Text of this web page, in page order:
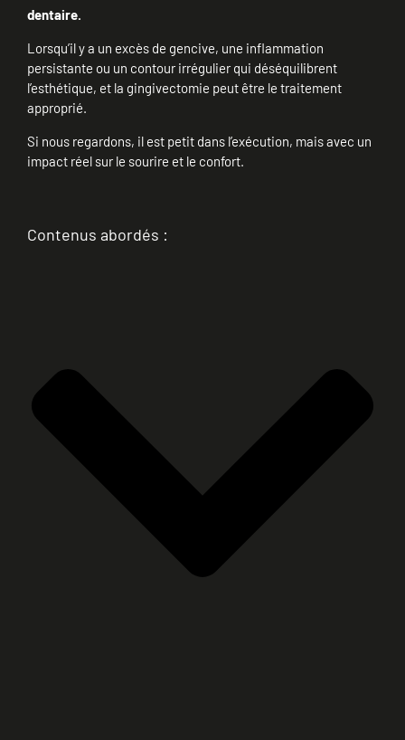
dentaire.
Lorsqu’il y a un excès de gencive, une inflammation
persistante ou un contour irrégulier qui déséquilibrent
l’esthétique, et la gingivectomie peut être le traitement
approprié.
Si nous regardons, il est petit dans l’exécution, mais avec un
impact réel sur le sourire et le confort.
Contenus abordés :